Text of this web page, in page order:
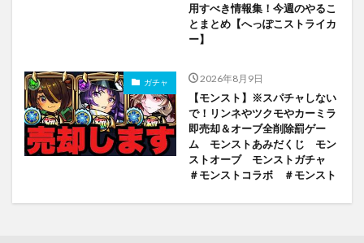
用すべき情報集！今週のやるこ
とまとめ【へっぽこストライカ
ー】
ガチャ 2026年8月9日
【モンスト】※スパチャしない
で！リンネやツクモやカーミラ
即売却＆オーブ全削除罰ゲー
ム モンストあみだくじ モン
ストオーブ モンストガチャ
＃モンストコラボ ＃モンスト